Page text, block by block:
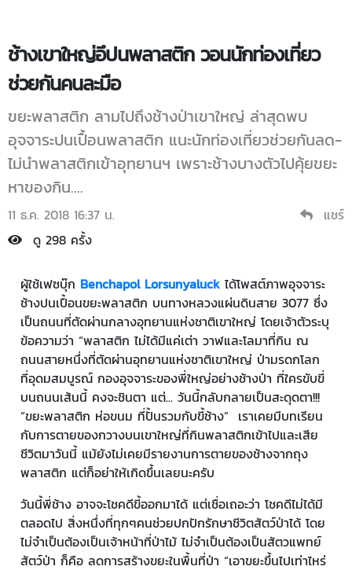
ช้างเขาใหญ่อึปนพลาสติก วอนนักท่องเที่ยว
ช่วยกันคนละมือ
ขยะพลาสติก ลามไปถึงช้างป่าเขาใหญ่ ล่าสุดพบ
อุจจาระปนเปื้อนพลาสติก แนะนักท่องเที่ยวช่วยกันลด-
ไม่นำพลาสติกเข้าอุทยานฯ เพราะช้างบางตัวไปคุ้ยขยะ
หาของกิน....
11 ธ.ค. 2018 16:37 น.
แชร์
ดู 298 ครั้ง
ผู้ใช้เฟซบุ๊ก Benchapol Lorsunyaluck ได้โพสต์ภาพอุจจาระ
ช้างปนเปื้อนขยะพลาสติก บนทางหลวงแผ่นดินสาย 3077 ซึ่ง
เป็นถนนที่ตัดผ่านกลางอุทยานแห่งชาติเขาใหญ่ โดยเจ้าตัวระบุ
ข้อความว่า “พลาสติก ไม่ได้มีแค่เต่า วาฬและโลมาที่กิน ณ
ถนนสายหนึ่งที่ตัดผ่านอุทยานแห่งชาติเขาใหญ่ ป่ามรดกโลก
ที่อุดมสมบูรณ์ กองอุจจาระของพี่ใหญ่อย่างช้างป่า ที่ใครขับขี่
บนถนนเส้นนี้ คงจะชินตา แต่... วันนี้กลับกลายเป็นสะดุดตา!!!
“ขยะพลาสติก ห่อขนม ที่ปั้นรวมกับขี้ช้าง” เราเคยมีบทเรียน
กับการตายของกวางบนเขาใหญ่ที่กินพลาสติกเข้าไปและเสีย
ชีวิตมาวันนี้ แม้ยังไม่เคยมีรายงานการตายของช้างจากถุง
พลาสติก แต่ก็อย่าให้เกิดขึ้นเลยนะครับ
วันนี้พี่ช้าง อาจจะโชคดีขี้ออกมาได้ แต่เชื่อเถอะว่า โชคดีไม่ได้มี
ตลอดไป สิ่งหนึ่งที่ทุกๆคนช่วยปกปักรักษาชีวิตสัตว์ป่าได้ โดย
ไม่จำเป็นต้องเป็นเจ้าหน้าที่ป่าไม้ ไม่จำเป็นต้องเป็นสัตวแพทย์
สัตว์ป่า ก็คือ ลดการสร้างขยะในพื้นที่ป่า “เอาขยะขึ้นไปเท่าไหร่